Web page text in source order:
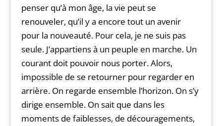
penser qu’à mon âge, la vie peut se
renouveler, qu’il y a encore tout un avenir
pour la nouveauté. Pour cela, je ne suis pas
seule. J’appartiens à un peuple en marche. Un
courant doit pouvoir nous porter. Alors,
impossible de se retourner pour regarder en
arrière. On regarde ensemble l’horizon. On s’y
dirige ensemble. On sait que dans les
moments de faiblesses, de découragements,